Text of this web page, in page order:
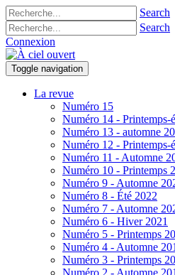
Search
Search
Connexion
Toggle navigation
La revue
Numéro 15
Numéro 14 - Printemps-
Numéro 13 - automne
Numéro 12 - Printemps-
Numéro 11 - Automne
Numéro 10 - Printemps
Numéro 9 - Automne
Numéro 8 - Été 2022
Numéro 7 - Automne
Numéro 6 - Hiver 2021
Numéro 5 - Printemps
Numéro 4 - Automne
Numéro 3 - Printemps
Numéro 2 - Automne